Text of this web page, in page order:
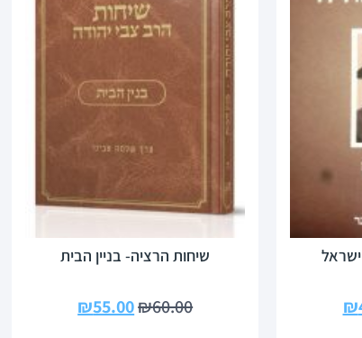
₪
שיחות הרציה- בניין הבית
₪60.00
₪55.00